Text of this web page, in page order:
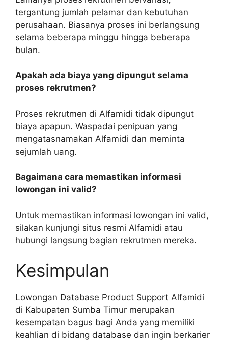
tergantung jumlah pelamar dan kebutuhan
perusahaan. Biasanya proses ini berlangsung
selama beberapa minggu hingga beberapa
bulan.
Apakah ada biaya yang dipungut selama
proses rekrutmen?
Proses rekrutmen di Alfamidi tidak dipungut
biaya apapun. Waspadai penipuan yang
mengatasnamakan Alfamidi dan meminta
sejumlah uang.
Bagaimana cara memastikan informasi
lowongan ini valid?
Untuk memastikan informasi lowongan ini valid,
silakan kunjungi situs resmi Alfamidi atau
hubungi langsung bagian rekrutmen mereka.
Kesimpulan
Lowongan Database Product Support Alfamidi
di Kabupaten Sumba Timur merupakan
kesempatan bagus bagi Anda yang memiliki
keahlian di bidang database dan ingin berkarier